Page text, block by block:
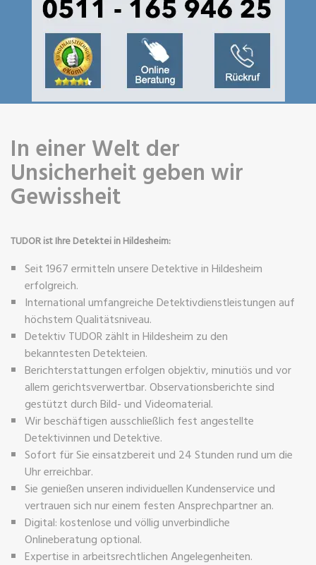
In einer Welt der
Unsicherheit geben wir
Gewissheit
TUDOR ist Ihre Detektei in Hildesheim:
Seit 1967 ermitteln unsere Detektive in Hildesheim
erfolgreich.
International umfangreiche Detektivdienstleistungen auf
höchstem Qualitätsniveau.
Detektiv TUDOR zählt in Hildesheim zu den
bekanntesten Detekteien.
Berichterstattungen erfolgen objektiv, minutiös und vor
allem gerichtsverwertbar. Observationsberichte sind
gestützt durch Bild- und Videomaterial.
Wir beschäftigen ausschließlich fest angestellte
Detektivinnen und Detektive.
Sofort für Sie einsatzbereit und 24 Stunden rund um die
Uhr erreichbar.
Sie genießen unseren individuellen Kundenservice und
vertrauen sich nur einem festen Ansprechpartner an.
Digital: kostenlose und völlig unverbindliche
Onlineberatung optional.
Expertise in arbeitsrechtlichen Angelegenheiten.